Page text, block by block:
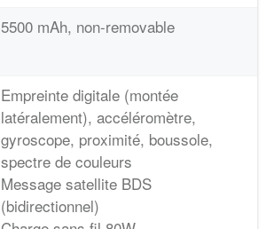
5500 mAh, non-removable
Empreinte digitale (montée
latéralement), accéléromètre,
gyroscope, proximité, boussole,
spectre de couleurs
Message satellite BDS
(bidirectionnel)